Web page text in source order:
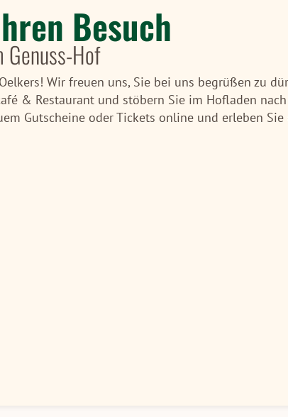
Besuch
Hof
Wir freuen uns, Sie bei uns begrüßen zu
& Restaurant und stöbern Sie im Hofladen
Gutscheine oder Tickets online und erleben